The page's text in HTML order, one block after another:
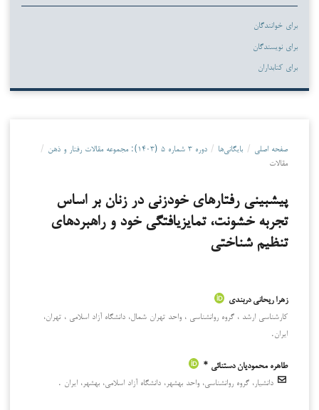
برای خوانندگان
برای نویسندگان
برای کتابداران
صفحه اصلی / بایگانی‌ها / دوره ۳ شماره ۵ (۱۴۰۳): مجموعه مقالات رفتار و ذهن
/
مقالات
پیش­بینی رفتارهای خودزنی در زنان بر اساس
تجربه خشونت، تمایزیافتگی خود و راهبردهای
تنظیم شناختی
زهرا ریحانی دربندی
كارشناسی ‌ارشد ، گروه روانشناسی ، واحد تهران شمال، دانشگاه آزاد اسلامی ، تهران،
ايران.
طاهره محمودیان دستنائی *
دانشیار، گروه روانشناسی، واحد بهشهر، دانشگاه آزاد اسلامی، بهشهر، ايران .